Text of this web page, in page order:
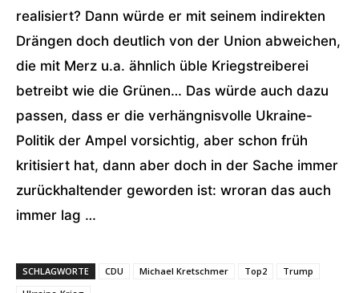
realisiert? Dann würde er mit seinem indirekten
Drängen doch deutlich von der Union abweichen,
die mit Merz u.a. ähnlich üble Kriegstreiberei
betreibt wie die Grünen… Das würde auch dazu
passen, dass er die verhängnisvolle Ukraine-
Politik der Ampel vorsichtig, aber schon früh
kritisiert hat, dann aber doch in der Sache immer
zurückhaltender geworden ist: wroran das auch
immer lag …
SCHLAGWORTE CDU Michael Kretschmer Top2
Trump